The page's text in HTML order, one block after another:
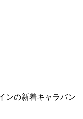
ンの新着キャラバン